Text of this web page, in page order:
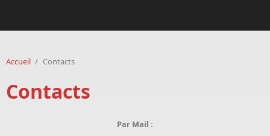
Accueil / Contacts
Contacts
Par Mail :